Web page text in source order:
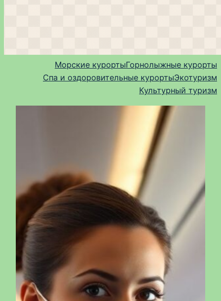
Морские курортыГорнолыжные курорты
Спа и оздоровительные курортыЭкотуризм
Культурный туризм